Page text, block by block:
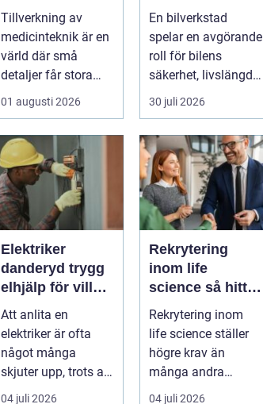
kvalitet och
precision
Tillverkning av
medicinteknik är en
värld där små
detaljer får stora
konsekvenser. En
01 augusti 2026
En bilverkstad
spelar en avgörande
roll för bilens
säkerhet, livslängd
och andra...
30 juli 2026
Elektriker
danderyd trygg
elhjälp för villa,
lägenhet och
företag
Att anlita en
elektriker är ofta
något många
skjuter upp, trots att
äldre
04 juli 2026
Rekrytering
inom life
science så hittar
verksamheter
rätt kompetens
Rekrytering inom
life science ställer
högre krav än
många andra
branscher. Få
04 juli 2026